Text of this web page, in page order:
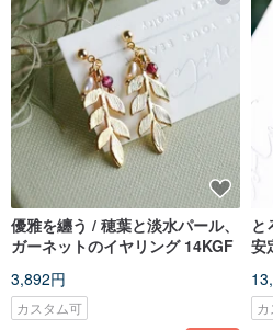
優雅を纏う / 穂葉と淡水パール、
ガーネットのイヤリング 14KGF
3,892円
カスタム可
と
安